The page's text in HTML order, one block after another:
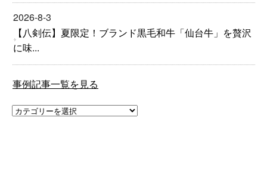
2026-8-3
【八剣伝】夏限定！ブランド黒毛和牛「仙台牛」を贅沢
に味...
事例記事一覧を見る